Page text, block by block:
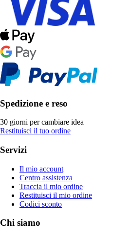
Spedizione e reso
30 giorni per cambiare idea
Restituisci il tuo ordine
Servizi
Il mio account
Centro assistenza
Traccia il mio ordine
Restituisci il mio ordine
Codici sconto
Chi siamo